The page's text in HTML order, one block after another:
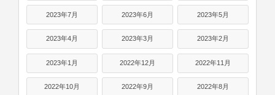
2023年7月 2023年6月 2023年5月
2023年4月 2023年3月 2023年2月
2023年1月 2022年12月 2022年11月
2022年10月 2022年9月 2022年8月